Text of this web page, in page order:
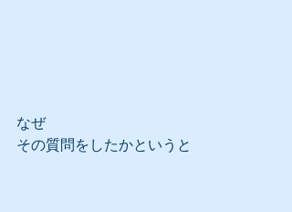
なぜ
その質問をしたかというと